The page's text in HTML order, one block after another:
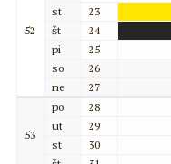
52
st
23
št
24
pi
25
so
26
ne
27
53
po
28
ut
29
st
30